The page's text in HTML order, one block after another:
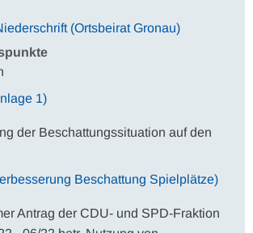
(Ortsbeirat Gronau)
1)
der Beschattungssituation auf den
Beschattung Spielplätze)
Antrag der CDU- und SPD-Fraktion